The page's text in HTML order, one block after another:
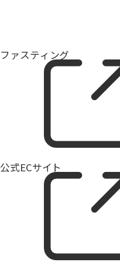
ファスティング
公式ECサイト